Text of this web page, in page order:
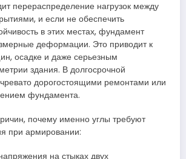
перераспределение нагрузок между
и если не обеспечить
в этих местах, фундамент
деформации. Это приводит к
осадке и даже серьезным
здания. В долгосрочной
чревато дорогостоящими ремонтами или
фундамента.
почему именно углы требуют
при армировании:
на стыках двух